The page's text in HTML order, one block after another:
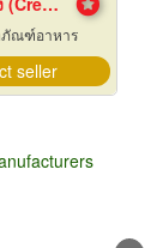
ณฑ์อาหาร
seller